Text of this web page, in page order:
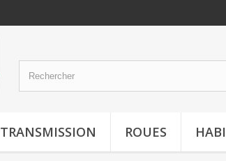
TRANSMISSION ROUES